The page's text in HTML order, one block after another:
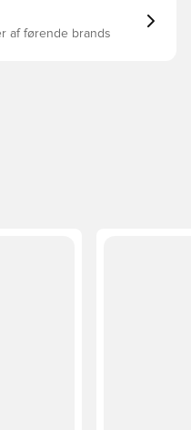
af førende brands